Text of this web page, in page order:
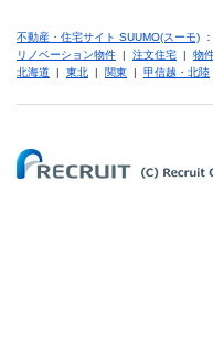
不動産・住宅サイト SUUMO(スーモ) ：
リノベーション物件 | 注文住宅 | 物
北海道 | 東北 | 関東 | 甲信越・北陸